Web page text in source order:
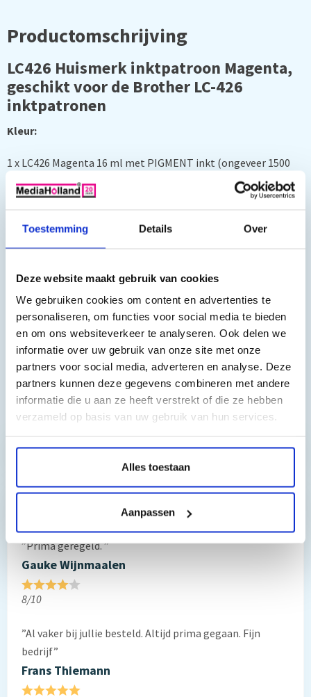
Toestemming Details Over
Deze website maakt gebruik van cookies
We gebruiken cookies om content en advertenties te
personaliseren, om functies voor social media te bieden
en om ons websiteverkeer te analyseren. Ook delen we
informatie over uw gebruik van onze site met onze
partners voor social media, adverteren en analyse. Deze
partners kunnen deze gegevens combineren met andere
informatie die u aan ze heeft verstrekt of die ze hebben
verzameld op basis van uw gebruik van hun services.
Alles toestaan
Aanpassen
Productomschrijving
LC426 Huismerk inktpatroon Magenta,
geschikt voor de Brother LC-426
inktpatronen
Kleur:
1 x LC426 Magenta 16 ml met PIGMENT inkt (ongeveer 1500
pagina's)
Brother MFCJ4335DW
Brother MFCJ4535DW
Brother MFCJ4540DW
Toch nog een vraag?
Reviews van klanten…
”Prima geregeld. ”
Gauke Wijnmaalen
8/10
”Al vaker bij jullie besteld. Altijd prima gegaan. Fijn
bedrijf”
Frans Thiemann